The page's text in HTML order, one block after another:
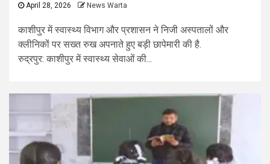
April 28, 2026 News Warta
काशीपुर में स्वास्थ्य विभाग और प्रशासन ने निजी अस्पतालों और
क्लीनिकों पर सख्त रुख अपनाते हुए बड़ी छापेमारी की है.
रुद्रपुर: काशीपुर में स्वास्थ्य सेवाओं की...